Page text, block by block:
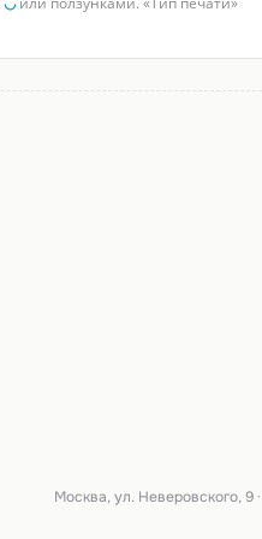
Москва, ул. Неверовского, 9 ·